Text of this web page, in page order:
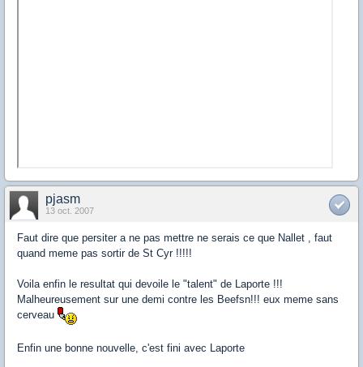
pjasm
13 oct. 2007
Faut dire que persiter a ne pas mettre ne serais ce que Nallet , faut
quand meme pas sortir de St Cyr !!!!!
Voila enfin le resultat qui devoile le "talent" de Laporte !!!
Malheureusement sur une demi contre les Beefsn!!! eux meme sans
cerveau
Enfin une bonne nouvelle, c'est fini avec Laporte